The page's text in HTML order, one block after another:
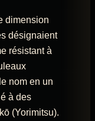
dimension
désignaient
résistant à
nom en un
à des
(Yorimitsu).